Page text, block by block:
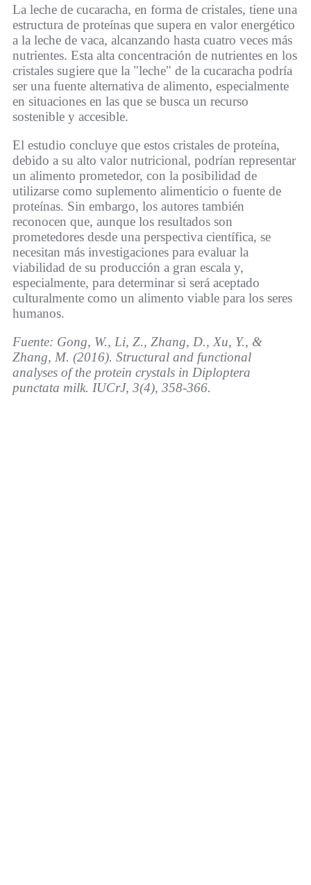
La leche de cucaracha, en forma de cristales, tiene una
estructura de proteínas que supera en valor energético
a la leche de vaca, alcanzando hasta cuatro veces más
nutrientes. Esta alta concentración de nutrientes en los
cristales sugiere que la "leche" de la cucaracha podría
ser una fuente alternativa de alimento, especialmente
en situaciones en las que se busca un recurso
sostenible y accesible.
El estudio concluye que estos cristales de proteína,
debido a su alto valor nutricional, podrían representar
un alimento prometedor, con la posibilidad de
utilizarse como suplemento alimenticio o fuente de
proteínas. Sin embargo, los autores también
reconocen que, aunque los resultados son
prometedores desde una perspectiva científica, se
necesitan más investigaciones para evaluar la
viabilidad de su producción a gran escala y,
especialmente, para determinar si será aceptado
culturalmente como un alimento viable para los seres
humanos.
Fuente: Gong, W., Li, Z., Zhang, D., Xu, Y., &
Zhang, M. (2016). Structural and functional
analyses of the protein crystals in Diploptera
punctata milk. IUCrJ, 3(4), 358-366.